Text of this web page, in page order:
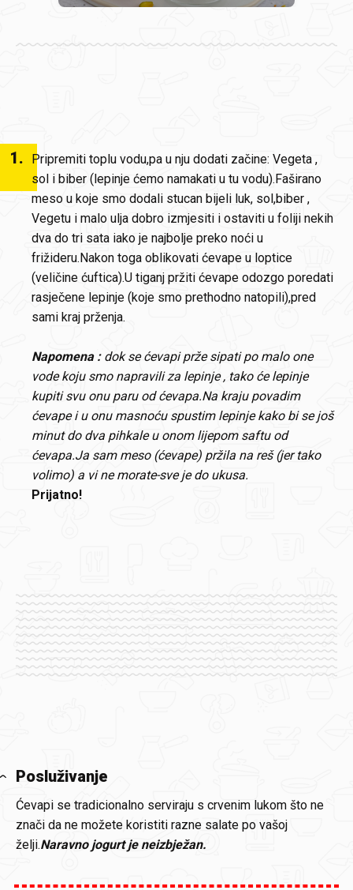
1.
Pripremiti toplu vodu,pa u nju dodati začine: Vegeta ,
sol i biber (lepinje ćemo namakati u tu vodu).Faširano
meso u koje smo dodali stucan bijeli luk, sol,biber ,
Vegetu i malo ulja dobro izmjesiti i ostaviti u foliji nekih
dva do tri sata iako je najbolje preko noći u
frižideru.Nakon toga oblikovati ćevape u loptice
(veličine ćuftica).U tiganj pržiti ćevape odozgo poredati
rasječene lepinje (koje smo prethodno natopili),pred
sami kraj prženja.
Napomena :dok se ćevapi prže sipati po malo one
vode koju smo napravili za lepinje , tako će lepinje
kupiti svu onu paru od ćevapa.Na kraju povadim
ćevape i u onu masnoću spustim lepinje kako bi se još
minut do dva pihkale u onom lijepom saftu od
ćevapa.Ja sam meso (ćevape) pržila na reš (jer tako
volimo) a vi ne morate-sve je do ukusa.
Prijatno!
Posluživanje
Ćevapi se tradicionalno serviraju s crvenim lukom što ne
znači da ne možete koristiti razne salate po vašoj
želji.Naravno jogurt je neizbježan.